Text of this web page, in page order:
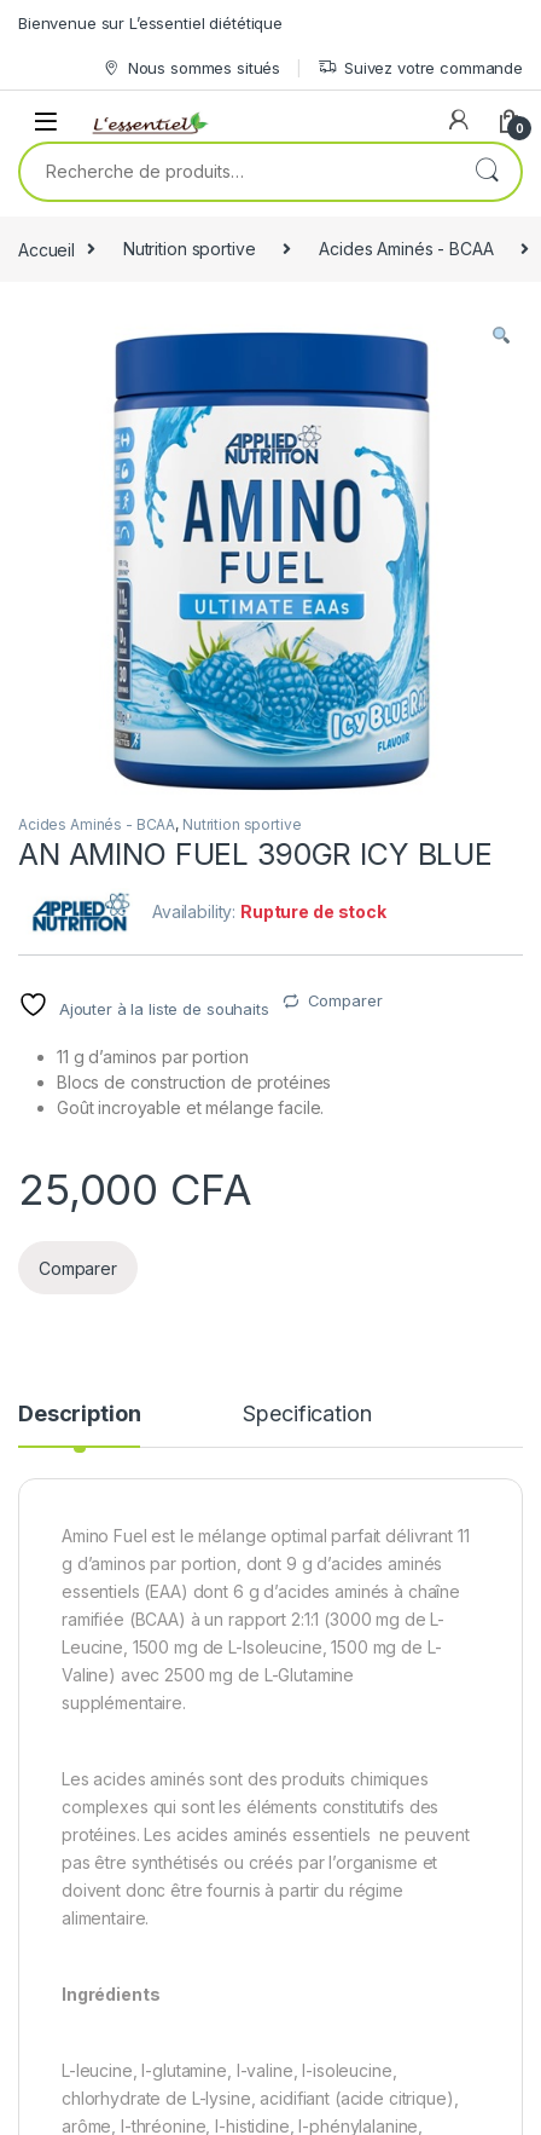
Skip to navigation
Bienvenue sur L’essentiel diététique
Nous sommes situés Suivez votre commande
0
Recherche pour :
Accueil Nutrition sportive Acides Aminés - BCAA
Acides Aminés - BCAA, Nutrition sportive
AN AMINO FUEL 390GR ICY BLUE
Availability: Rupture de stock
Ajouter à la liste de souhaits Comparer
11 g d’aminos par portion
Blocs de construction de protéines
Goût incroyable et mélange facile.
25,000 CFA
Comparer
Description Specification
Amino Fuel est le mélange optimal parfait délivrant 11
g d’aminos par portion, dont 9 g d’acides aminés
essentiels (EAA) dont 6 g d’acides aminés à chaîne
ramifiée (BCAA) à un rapport 2:1:1 (3000 mg de L-
Leucine, 1500 mg de L-Isoleucine, 1500 mg de L-
Valine) avec 2500 mg de L-Glutamine
supplémentaire.
Les acides aminés sont des produits chimiques
complexes qui sont les éléments constitutifs des
protéines. Les acides aminés essentiels ne peuvent
pas être synthétisés ou créés par l’organisme et
doivent donc être fournis à partir du régime
alimentaire.
Ingrédients
L-leucine, l-glutamine, l-valine, l-isoleucine,
chlorhydrate de L-lysine, acidifiant (acide citrique),
arôme, l-thréonine, l-histidine, l-phénylalanine,